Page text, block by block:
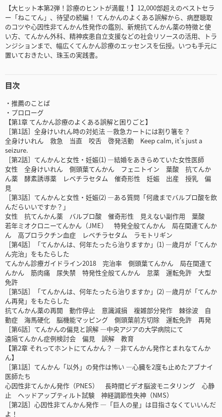
【大ヒット本第2弾！診療のヒントが満載！】12,000部超えのベストセラ
ー「ねこてん」、待望の続編！ てんかんのよくある誤解から、病歴聴取
のコツや心因性非てんかん性発作の鑑別、新規抗てんかん薬の特徴と使
い方、てんかん外科、精神疾患自立支援などの社会リソースの活用、トラ
ンジションまで、幅広くてんかん診療のエッセンスを伝授。いつも手元に
置いておきたい、珠玉の実践書。
目次
・推薦のことば
・プロローグ
【第1章 てんかん診療のよくある誤解と困りごと】
［第1話］全身けいれん時の対処法 ―救急カートには割り箸を？
全身けいれん 救急 当直 咬舌 啓発活動 Keep calm, it's just a
seizure.
［第2話］てんかんと女性・妊娠(1) ―結婚をあきらめていた女性医師
女性 全身けいれん 側頭葉てんかん フェニトイン 葉酸 抗てんか
ん薬 酵素誘導薬 レベチラセタム 催奇形性 妊娠 出産 授乳 偏
見
［第3話］てんかんと女性・妊娠(2) ―ある質問「何歳までバルプロ酸を飲
んだらいいですか？」
女性 抗てんかん薬 バルプロ酸 催奇形性 見えない副作用 葉酸
若年ミオクロニーてんかん（JME） 特発全般てんかん 局在関連てんか
ん 高プロラクチン血症 レベチラセタム ラモトリギン
［第4話］「てんかんは、何年たったら治りますか」(1) ―歳月が「てんか
ん完治」をもたらした
てんかん診療ガイドライン2018 完治率 側頭葉てんかん 局在関連て
んかん 筋肉痛 尿失禁 特発性全般てんかん 怠薬 運転免許 大型
免許
［第5話］「てんかんは、何年たったら治りますか」(2) ―歳月が「てんか
ん再発」をもたらした
抗てんかん薬の再開 動作停止 意識減損 複雑部分発作 棘徐波 自
動症 海馬硬化 脳機能マッピング 側頭葉前方切除 運転免許 再発
［第6話］てんかんの偏見と誤解 ―中央アジアの大学病院にて
遠隔てんかん症例検討会 偏見 誤解 教育
【第2章 それってホントにてんかん？ ―非てんかん発作とまれなてんか
ん】
［第1話］てんかん「以外」の発作は怖い ―心臓を2度も止めたアブナイ
医師たち
心因性非てんかん発作（PNES） 長時間ビデオ脳波モニタリング 心静
止 ヘッドアップティルト試験 神経調節性失神（NMS）
［第2話］心因性非てんかん発作 ―「巨人の星」は目指さなくていいんだ
よ！